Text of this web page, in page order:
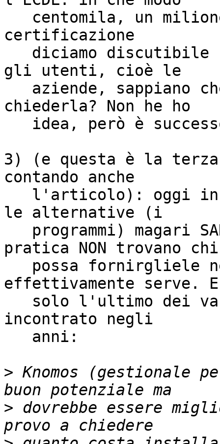
certificazione
gli utenti, cioè le
chiederla? Non he ho
3) (e questa è la
contando anche
le alternative (i
pratica NON trovano chi
effettivamente serve.
incontrato negli
> Knomos (gestionale
> dovrebbe essere